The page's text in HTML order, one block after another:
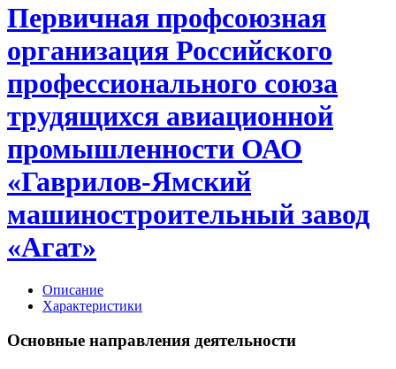
Первичная профсоюзная
организация Российского
профессионального союза
трудящихся авиационной
промышленности ОАО
«Гаврилов-Ямский
машиностроительный завод
«Агат»
Описание
Характеристики
Основные направления деятельности